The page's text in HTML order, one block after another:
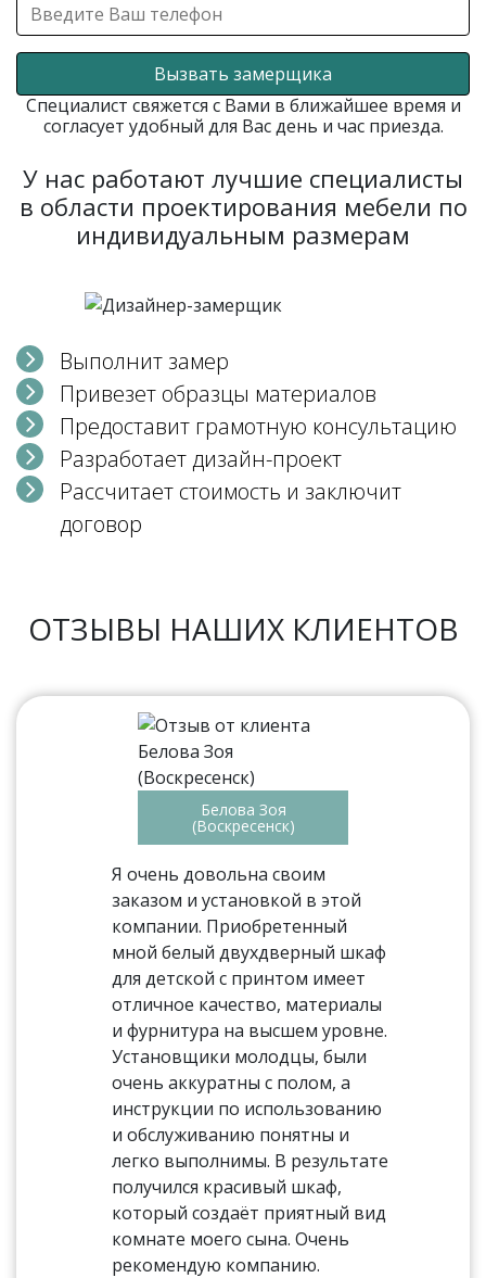
Вызвать замерщика
Специалист свяжется с Вами в ближайшее время и
согласует удобный для Вас день и час приезда.
У нас работают лучшие специалисты
в области проектирования мебели по
индивидуальным размерам
Выполнит замер
Привезет образцы материалов
Предоставит грамотную консультацию
Разработает дизайн-проект
Рассчитает стоимость и заключит
договор
ОТЗЫВЫ НАШИХ КЛИЕНТОВ
Белова Зоя
(Воскресенск)
Я очень довольна своим
заказом и установкой в этой
компании. Приобретенный
мной белый двухдверный шкаф
для детской с принтом имеет
отличное качество, материалы
и фурнитура на высшем уровне.
Установщики молодцы, были
очень аккуратны с полом, а
инструкции по использованию
и обслуживанию понятны и
легко выполнимы. В результате
получился красивый шкаф,
который создаёт приятный вид
комнате моего сына. Очень
рекомендую компанию.